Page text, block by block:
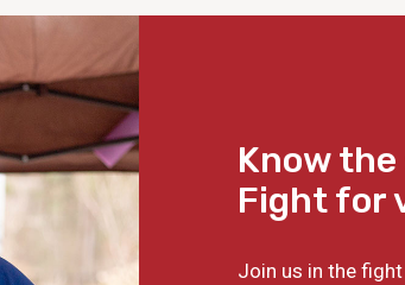
Know the
Fight for
Join us in the